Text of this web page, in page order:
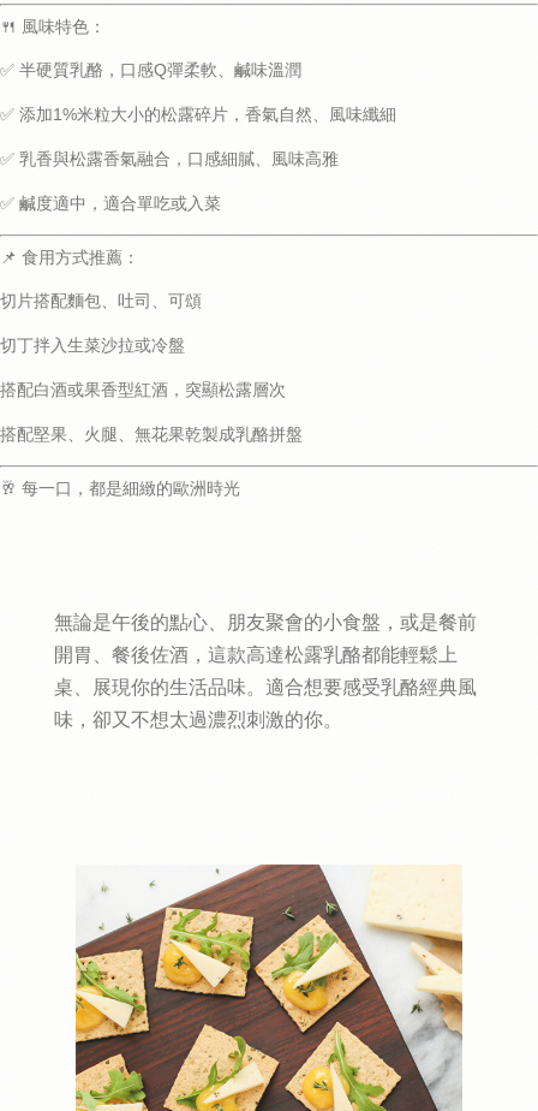
🍴 風味特色：
✅ 半硬質乳酪 ，口感Q彈柔軟、鹹味溫潤
✅ 添加1%米粒大小的松露碎片 ，香氣自然、風味纖細
✅ 乳香與松露香氣融合 ，口感細膩、風味高雅
✅ 鹹度適中，適合單吃或入菜
📌 食用方式推薦：
切片搭配麵包、吐司、可頌
切丁拌入生菜沙拉或冷盤
搭配白酒或果香型紅酒 ，突顯松露層次
搭配堅果、火腿、無花果乾製成乳酪拼盤
🥂 每一口，都是細緻的歐洲時光
無論是午後的點心、朋友聚會的小食盤，或是餐前
開胃、餐後佐酒，這款高達松露乳酪都能輕鬆上
桌、展現你的生活品味。適合想要感受乳酪經典風
味，卻又不想太過濃烈刺激的你。